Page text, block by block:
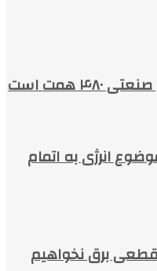
همت است
انرژی به اتمام
نیرو: در تابستان ۱۴۰۵ قطعی برق نخواهیم